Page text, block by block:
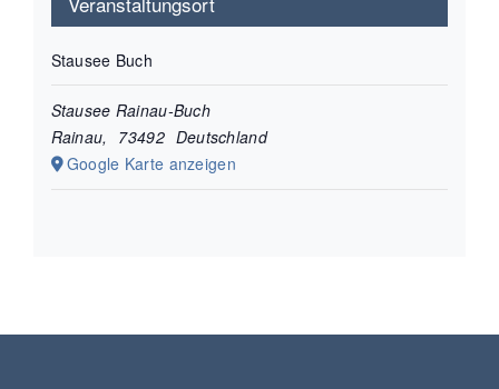
Stausee Buch
Stausee Rainau-Buch
Rainau, 73492 Deutschland
Google Karte anzeigen